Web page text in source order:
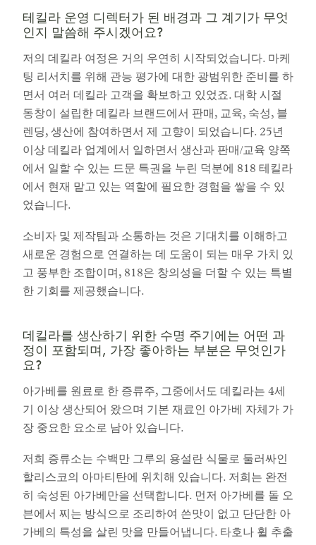
테킬라 운영 디렉터가 된 배경과 그 계기가 무엇
인지 말씀해 주시겠어요?
저의 데킬라 여정은 거의 우연히 시작되었습니다. 마케
팅 리서치를 위해 관능 평가에 대한 광범위한 준비를 하
면서 여러 데킬라 고객을 확보하고 있었죠. 대학 시절
동창이 설립한 데킬라 브랜드에서 판매, 교육, 숙성, 블
렌딩, 생산에 참여하면서 제 고향이 되었습니다. 25년
이상 데킬라 업계에서 일하면서 생산과 판매/교육 양쪽
에서 일할 수 있는 드문 특권을 누린 덕분에 818 테킬라
에서 현재 맡고 있는 역할에 필요한 경험을 쌓을 수 있
었습니다.
소비자 및 제작팀과 소통하는 것은 기대치를 이해하고
새로운 경험으로 연결하는 데 도움이 되는 매우 가치 있
고 풍부한 조합이며, 818은 창의성을 더할 수 있는 특별
한 기회를 제공했습니다.
데킬라를 생산하기 위한 수명 주기에는 어떤 과
정이 포함되며, 가장 좋아하는 부분은 무엇인가
요?
아가베를 원료로 한 증류주, 그중에서도 데킬라는 4세
기 이상 생산되어 왔으며 기본 재료인 아가베 자체가 가
장 중요한 요소로 남아 있습니다.
저희 증류소는 수백만 그루의 용설란 식물로 둘러싸인
할리스코의 아마티탄에 위치해 있습니다. 저희는 완전
히 숙성된 아가베만을 선택합니다. 먼저 아가베를 돌 오
븐에서 찌는 방식으로 조리하여 쓴맛이 없고 단단한 아
가베의 특성을 살린 맛을 만들어냅니다. 타호나 휠 추출